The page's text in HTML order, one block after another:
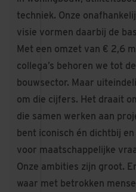
techniek. Onze
visie vormen daarbij de
Met een omzet van € 2,6
collega’s behoren we tot
bouwsector. Maar
om die cijfers. Het draait
die samen werken aan
bent iconisch én dichtbij
voor maatschappelijke
Onze ambities zijn groot.
waar met betrokken